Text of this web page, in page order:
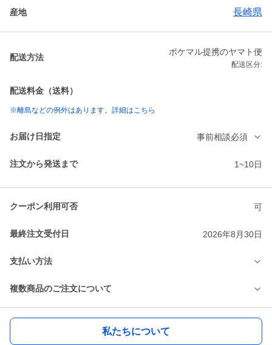
産地 長崎県
配送方法
ポケマル提携のヤマト便
配送区分:
配送料金（送料）
※離島などの例外はあります。詳細はこちら
お届け日指定 事前相談必須
注文から発送まで 1~10日
クーポン利用可否 可
最終注文受付日 2026年8月30日
支払い方法
複数商品のご注文について
私たちについて